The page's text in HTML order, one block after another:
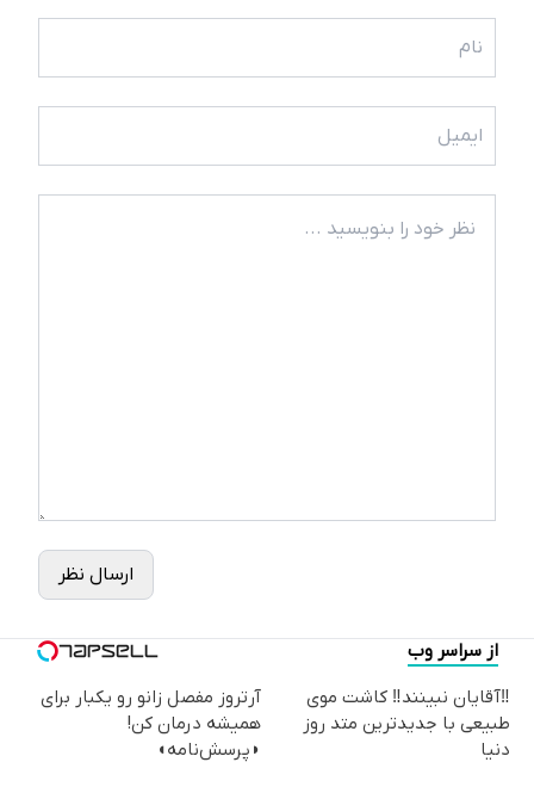
ارسال نظر
از سراسر وب
‼️آقایان نبینند‼️ کاشت موی
طبیعی با جدیدترین متد روز
دنیا
آرتروز مفصل زانو رو یکبار برای
همیشه درمان کن!
◗پرسش‌نامه◖